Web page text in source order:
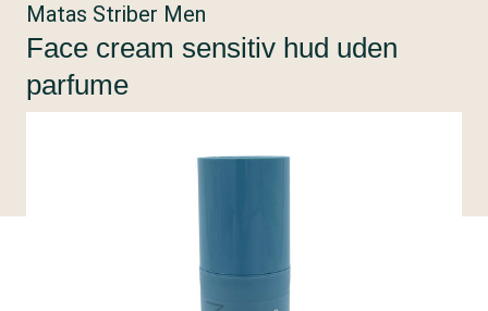
Matas Striber Men
Face cream sensitiv hud uden
parfume